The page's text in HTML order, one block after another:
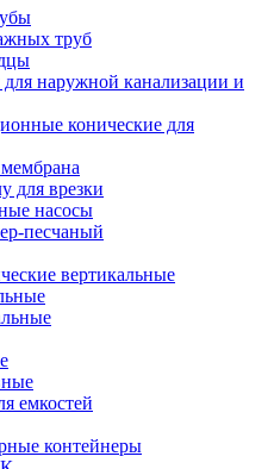
труб
наружной канализации и
конические для
для врезки
насосы
песчаный
вертикальные
емкостей
контейнеры